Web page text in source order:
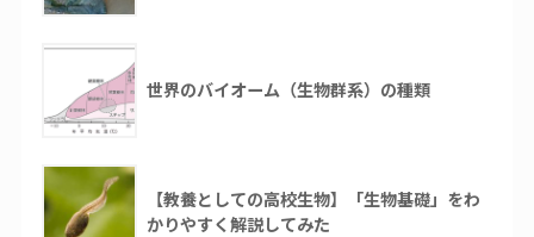
世界のバイオーム（生物群系）の種類
【教養としての高校生物】「生物基礎」をわ
かりやすく解説してみた